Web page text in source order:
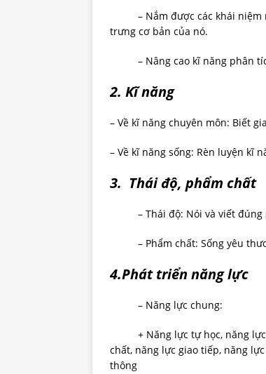
– Nắm được các khái niệm
trưng cơ bản của nó.
– Nâng cao kĩ năng phân
2. Kĩ năng
– Về kĩ năng chuyên môn: Biết
– Về kĩ năng sống: Rèn luyện kĩ
3. Thái độ, phẩm chất
– Thái độ: Nói và viết đúng
– Phẩm chất: Sống yêu
4.Phát triển năng lực
– Năng lực chung:
+ Năng lực tự học, năng lực
chất, năng lực giao tiếp, năng
thông